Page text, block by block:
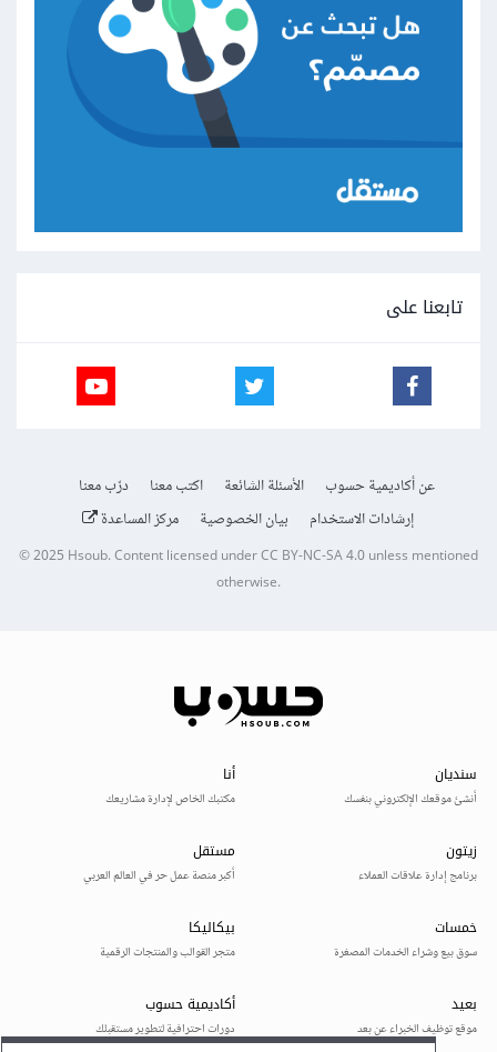
تابعنا على
عن أكاديمية حسوب الأسئلة الشائعة اكتب معنا
درّب معنا
إرشادات الاستخدام
بيان الخصوصية مركز المساعدة
© 2025Hsoub.Content licensed underCC BY-NC-SA 4.0unless mentioned
otherwise.